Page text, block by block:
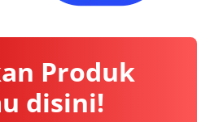
Produk
disini!